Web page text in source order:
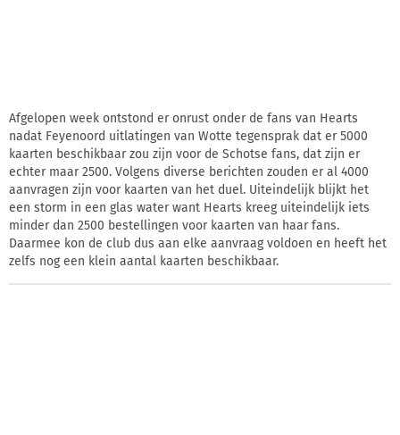
Afgelopen week ontstond er onrust onder de fans van Hearts
nadat Feyenoord uitlatingen van Wotte tegensprak dat er 5000
kaarten beschikbaar zou zijn voor de Schotse fans, dat zijn er
echter maar 2500. Volgens diverse berichten zouden er al 4000
aanvragen zijn voor kaarten van het duel. Uiteindelijk blijkt het
een storm in een glas water want Hearts kreeg uiteindelijk iets
minder dan 2500 bestellingen voor kaarten van haar fans.
Daarmee kon de club dus aan elke aanvraag voldoen en heeft het
zelfs nog een klein aantal kaarten beschikbaar.